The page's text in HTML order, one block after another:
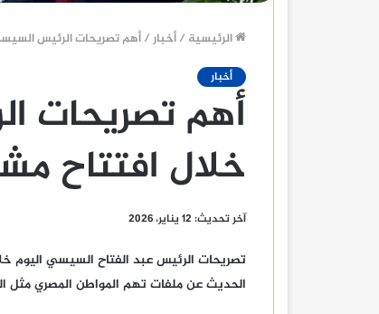
الرئيسية /أخبار/أهم تصريحات الرئيس
أخبار
أهم تصريحات
خلال افتتاح
آخر تحديث: 12 يناير، 2026
تصريحات الرئيس عبد الفتاح السيسي اليوم
الحديث عن ملفات تهم المواطن المصري مثل